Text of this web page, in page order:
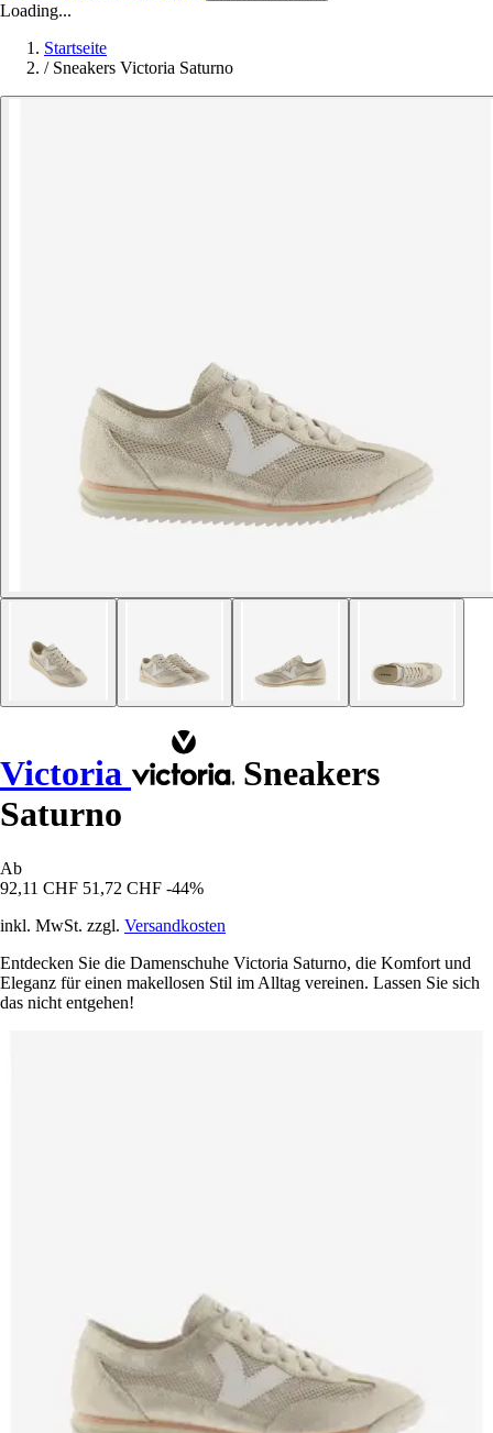
Loading...
Startseite
/ Sneakers Victoria Saturno
Victoria
Sneakers
Saturno
Ab
92,11 CHF 51,72 CHF -44%
inkl. MwSt. zzgl. Versandkosten
Entdecken Sie die Damenschuhe Victoria Saturno, die Komfort und
Eleganz für einen makellosen Stil im Alltag vereinen. Lassen Sie sich
das nicht entgehen!